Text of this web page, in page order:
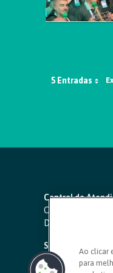
5 Entradas
Central de
Capitais e regiões
Demais
SAC 24 horas
Ouvidoria
Ao clicar
para